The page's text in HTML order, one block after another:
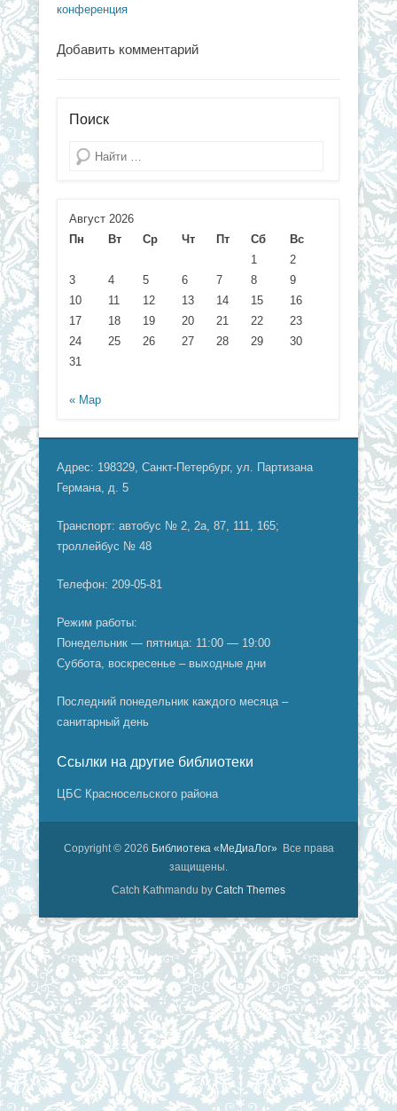
конференция
Добавить комментарий
Поиск
Поиск
Август 2026
Пн
Вт Ср Чт Пт Сб
Вс
1
2
3
4 5 6 7 8
9
10
11 12 13 14 15
16
17
18 19 20 21 22
23
24
25 26 27 28 29
30
31
« Мар
Адрес: 198329, Санкт-Петербург, ул. Партизана
Германа, д. 5
Транспорт: автобус № 2, 2а, 87, 111, 165;
троллейбус № 48
Телефон: 209-05-81
Режим работы:
Понедельник — пятница: 11:00 — 19:00
Суббота, воскресенье – выходные дни
Последний понедельник каждого месяца –
санитарный день
Ссылки на другие библиотеки
ЦБС Красносельского района
Copyright © 2026 Библиотека «МеДиаЛог» Все права
защищены.
Catch Kathmandu by Catch Themes